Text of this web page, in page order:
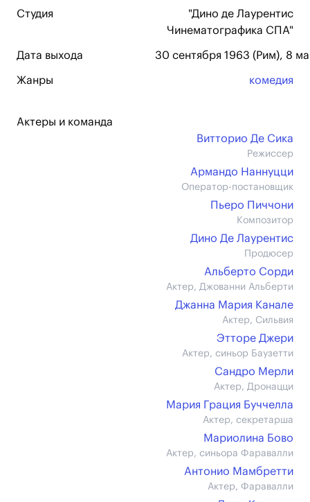
Студия
"Дино де Лаурентис
Чинематографика СПА"
Дата выхода 30 сентября 1963 (Рим), 8
Жанры комедия
Актеры и команда
Витторио Де Сика
Режиссер
Армандо Наннуцци
Оператор-постановщик
Пьеро Пиччони
Композитор
Дино Де Лаурентис
Продюсер
Альберто Сорди
Актер, Джованни Альберти
Джанна Мария Канале
Актер, Сильвия
Этторе Джери
Актер, синьор Баузетти
Сандро Мерли
Актер, Дронацци
Мария Грация Буччелла
Актер, секретарша
Мариолина Бово
Актер, синьора Фаравалли
Антонио Мамбретти
Актер, Фаравалли